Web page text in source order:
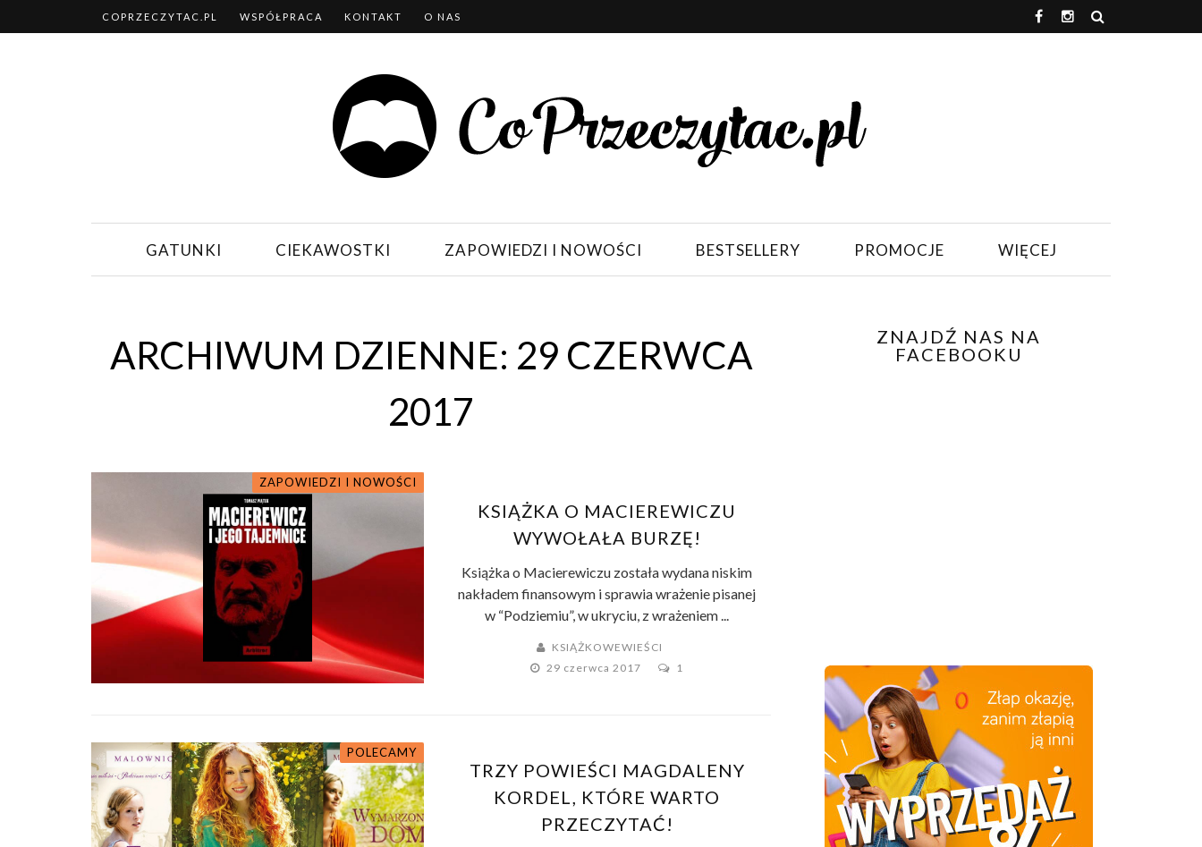
COPRZECZYTAC.PL WSPÓŁPRACA KONTAKT O NAS
GATUNKI CIEKAWOSTKI ZAPOWIEDZI I NOWOŚCI BESTSELLERY PROMOCJE WIĘCEJ
ARCHIWUM DZIENNE: 29 CZERWCA
2017
ZAPOWIEDZI I NOWOŚCI
KSIĄŻKA O MACIEREWICZU
WYWOŁAŁA BURZĘ!
Książka o Macierewiczu została wydana niskim
nakładem finansowym i sprawia wrażenie pisanej
w “Podziemiu”, w ukryciu, z wrażeniem ...
KSIĄŻKOWEWIEŚCI
29 czerwca 2017
1
POLECAMY
TRZY POWIEŚCI MAGDALENY
KORDEL, KTÓRE WARTO
PRZECZYTAĆ!
ZNAJDŹ NAS NA
FACEBOOKU